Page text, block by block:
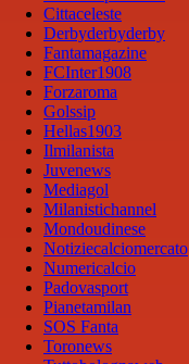
Cittaceleste
Derbyderbyderby
Fantamagazine
FCInter1908
Forzaroma
Golssip
Hellas1903
Ilmilanista
Juvenews
Mediagol
Milanistichannel
Mondoudinese
Notiziecalciomercato
Numericalcio
Padovasport
Pianetamilan
SOS Fanta
Toronews